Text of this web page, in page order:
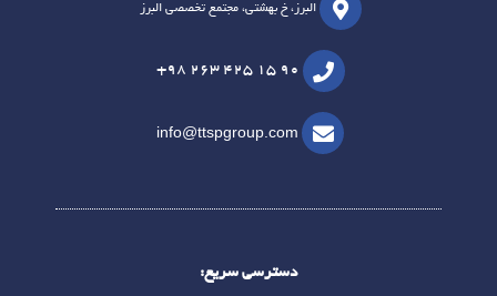
البرز، خ بهشتی، مجتمع تخصصی البرز
+98 263 425 15 90
info@ttspgroup.com
دسترسی سریع: